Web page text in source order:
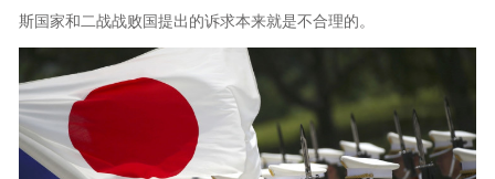
斯国家和二战战败国提出的诉求本来就是不合理的。